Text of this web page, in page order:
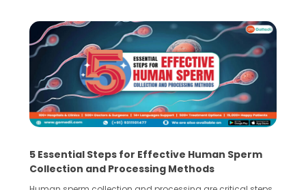
5 Essential Steps for Effective Human Sperm
Collection and Processing Methods